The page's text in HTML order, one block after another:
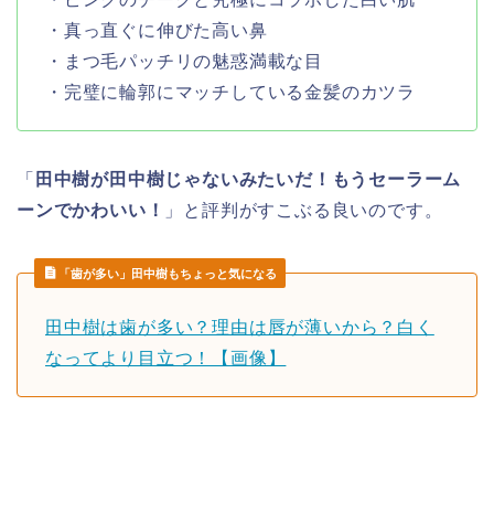
・真っ直ぐに伸びた高い鼻
・まつ毛パッチリの魅惑満載な目
・完璧に輪郭にマッチしている金髪のカツラ
「 田中樹が田中樹じゃないみたいだ！もうセーラーム
ーンでかわいい！
」と評判がすこぶる良いのです。
「歯が多い」田中樹もちょっと気になる
田中樹は歯が多い？理由は唇が薄いから？白く
なってより目立つ！【画像】